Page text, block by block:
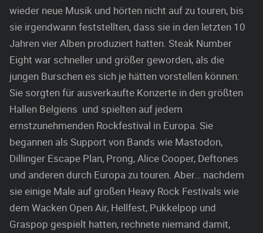
wieder neue Musik und hörten nicht auf zu touren, bis
sie irgendwann feststellten, dass sie in den letzten 10
Jahren vier Alben produziert hatten. Steak Number
Eight war schneller und größer geworden, als die
jungen Burschen es sich je hätten vorstellen können:
Sie sorgten für ausverkaufte Konzerte in den größten
Hallen Belgiens und spielten auf jedem
ernstzunehmenden Rockfestival in Europa. Sie
begannen als Support von Bands wie Mastodon,
Dillinger Escape Plan, Prong, Alice Cooper, Deftones
und anderen durch Europa zu touren. Aber… nachdem
sie einige Male auf großen Heavy Rock Festivals wie
dem Wacken Open Air, Hellfest, Pukkelpop und
Graspop gespielt hatten, rechnete niemand damit,